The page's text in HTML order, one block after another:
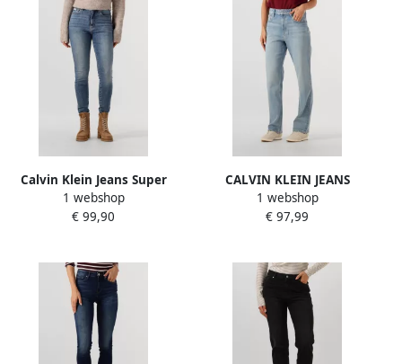
Calvin Klein Jeans Super
skinny fit high rise jeans
met labeldetail
1 webshop
€ 99,90
CALVIN KLEIN JEANS
high waist straight leg
jeans light blue denim
1 webshop
€ 97,99